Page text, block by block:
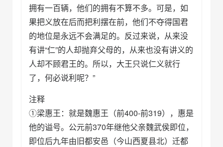
拥有一百辆，他们的拥有不算不多。可是，如
果把义放在后而把利摆在前，他们不夺得国君
的地位是永远不会满足的。反过来说，从来没
有讲“仁”的人却抛弃父母的，从来也没有讲义的
人却不顾君王的。所以，大王只说仁义就行
了，何必说利呢？”
注释
①梁惠王：就是魏惠王（前400-前319），惠是
他的谥号。公元前370年继他父亲魏武侯即位，
即位后九年由旧都安邑（今山西夏县北）迁都